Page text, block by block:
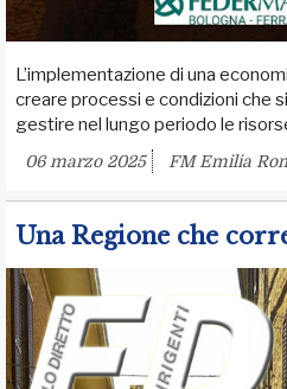
L’implementazione di una
creare processi e condizioni che
gestire nel lungo periodo le
06 marzo 2025 FM Emilia
Una Regione che